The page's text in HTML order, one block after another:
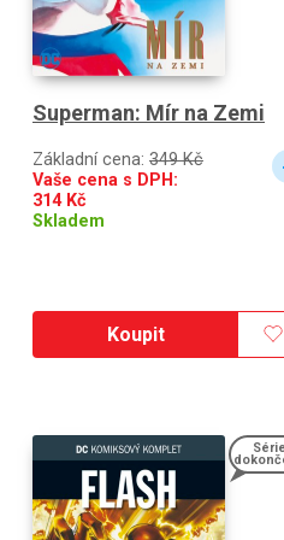
Superman: Mír na Zemi
Základní cena: 349 Kč
Vaše cena s DPH:
314Kč
Skladem
Koupit